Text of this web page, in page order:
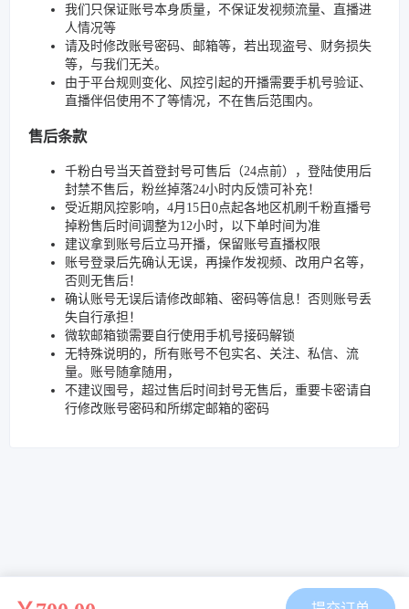
我们只保证账号本身质量，不保证发视频流量、直播进
人情况等
请及时修改账号密码、邮箱等，若出现盗号、财务损失
等，与我们无关。
由于平台规则变化、风控引起的开播需要手机号验证、
直播伴侣使用不了等情况，不在售后范围内。
售后条款
千粉白号当天首登封号可售后（24点前），登陆使用后
封禁不售后，粉丝掉落24小时内反馈可补充！
受近期风控影响，4月15日0点起各地区机刷千粉直播号
掉粉售后时间调整为12小时，以下单时间为准
建议拿到账号后立马开播，保留账号直播权限
账号登录后先确认无误，再操作发视频、改用户名等，
否则无售后！
确认账号无误后请修改邮箱、密码等信息！否则账号丢
失自行承担！
微软邮箱锁需要自行使用手机号接码解锁
无特殊说明的，所有账号不包实名、关注、私信、流
量。账号随拿随用，
不建议囤号，超过售后时间封号无售后，重要卡密请自
行修改账号密码和所绑定邮箱的密码